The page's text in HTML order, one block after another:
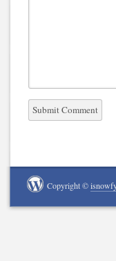
Copyright ©isnowfy